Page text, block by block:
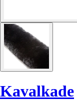
Kavalkade